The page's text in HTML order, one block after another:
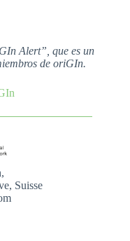
Alert”, que es un
de oriGIn.
Suisse